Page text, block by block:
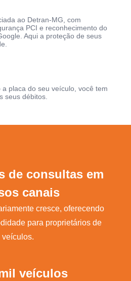
ao Detran-MG, com
PCI e reconhecimento do
Aqui a proteção de seus
a placa do seu veículo, você tem
seus débitos.
de consultas em
canais
cresce, oferecendo
para proprietários de
veículos.
veículos